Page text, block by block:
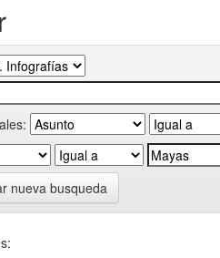
nueva busqueda